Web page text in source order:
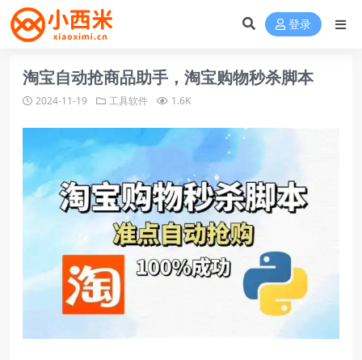
登录
淘宝自动抢商品助手，淘宝购物秒杀脚本
2024-11-19 工具软件 1.6K